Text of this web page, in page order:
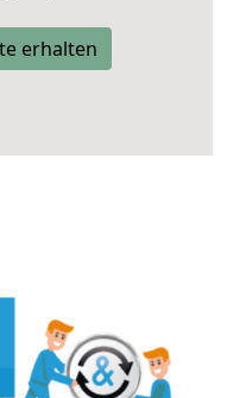
erhalten